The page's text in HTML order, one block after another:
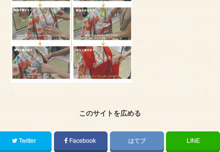
ブログ
ご利用の流れ
今月のオススメ衣装
成人式特設ページ
プライバシーポリシー
このサイトを広める
Twitter Facebook はてブ LINE